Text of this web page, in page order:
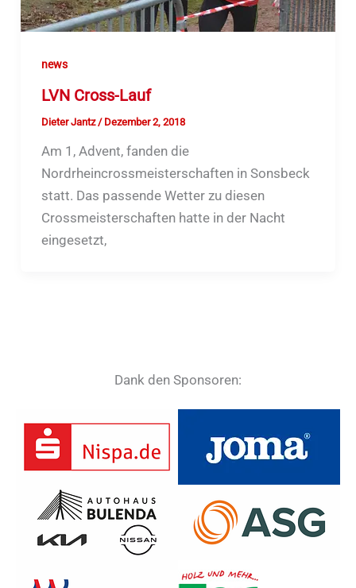
news
LVN Cross-Lauf
Dieter Jantz/ Dezember 2, 2018
Am 1, Advent, fanden die
Nordrheincrossmeisterschaften in Sonsbeck
statt. Das passende Wetter zu diesen
Crossmeisterschaften hatte in der Nacht
eingesetzt,
Dank den Sponsoren: